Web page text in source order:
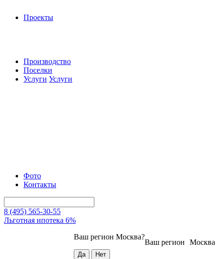
Проекты
Производство
Поселки
Услуги Услуги
Фото
Контакты
8 (495) 565-30-55
Льготная ипотека 6%
Москва
Ваш регион
Ваш регион Москва?